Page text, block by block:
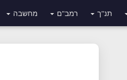
תנ"ך רמב"ם מחשבה